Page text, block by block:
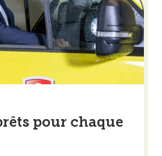
pour chaque